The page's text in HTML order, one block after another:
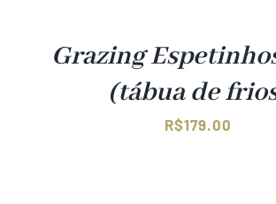
Grazing
(tábua de
R$179.00